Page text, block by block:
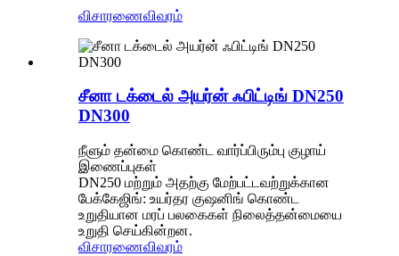
விசாரணைவிவரம்
சீனா டக்டைல் ​​அயர்ன் ஃபிட்டிங் DN250
DN300
நீளும் தன்மை கொண்ட வார்ப்பிரும்பு குழாய்
இணைப்புகள்
DN250 மற்றும் அதற்கு மேற்பட்டவற்றுக்கான
பேக்கேஜிங்: உயர்தர குஷனிங் கொண்ட
உறுதியான மரப் பலகைகள் நிலைத்தன்மையை
உறுதி செய்கின்றன.
விசாரணைவிவரம்